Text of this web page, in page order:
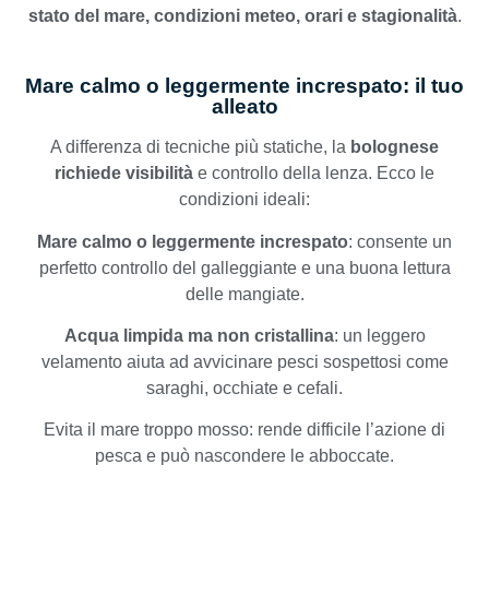
stato del mare, condizioni meteo, orari e stagionalità.
Mare calmo o leggermente increspato: il tuo
alleato
A differenza di tecniche più statiche, la bolognese
richiede visibilità e controllo della lenza. Ecco le
condizioni ideali:
Mare calmo o leggermente increspato: consente un
perfetto controllo del galleggiante e una buona lettura
delle mangiate.
Acqua limpida ma non cristallina: un leggero
velamento aiuta ad avvicinare pesci sospettosi come
saraghi, occhiate e cefali.
Evita il mare troppo mosso: rende difficile l’azione di
pesca e può nascondere le abboccate.